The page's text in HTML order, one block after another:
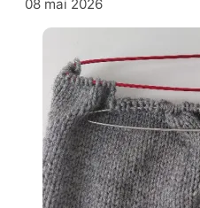
08 mai 2026